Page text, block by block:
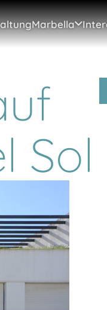
Marbella
Sol